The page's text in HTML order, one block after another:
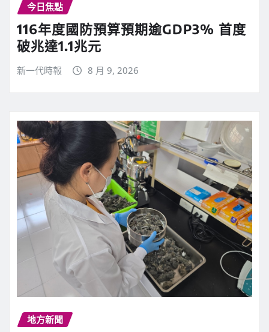
今日焦點
116年度國防預算預期逾GDP3% 首度
破兆達1.1兆元
新一代時報 8 月 9, 2026
地方新聞